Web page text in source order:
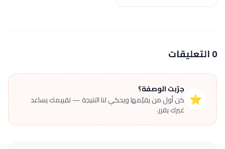
0 التعليقات
⭐
جرّبت الوصفة؟
كن أول من يقيّمها ويحكي لنا النتيجة — تقييمك يساعد
غيرك يقرر.